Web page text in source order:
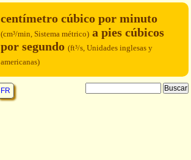
centímetro cúbico por minuto
(cm³/min, Sistema métrico) a pies cúbicos
por segundo (ft³/s, Unidades inglesas y
americanas)
FR